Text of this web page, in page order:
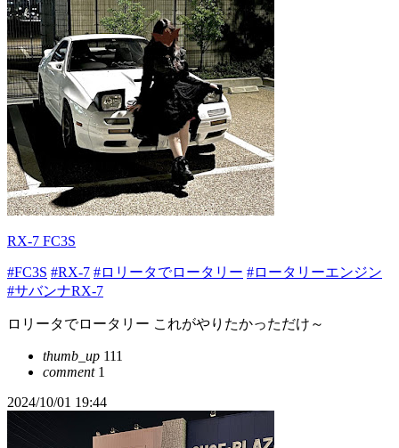
RX-7 FC3S
#FC3S #RX-7 #ロリータでロータリー #ロータリーエンジン
#サバンナRX-7
ロリータでロータリー これがやりたかっただけ～
thumb_up 111
comment1
2024/10/01 19:44